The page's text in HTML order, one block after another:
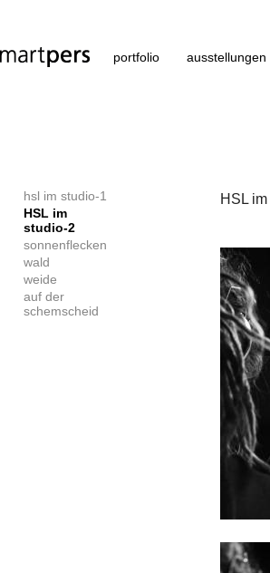
portfolio ausstellungen
hsl im studio-1
HSL im
studio-2
sonnenflecken
wald
weide
auf der
schemscheid
HSL